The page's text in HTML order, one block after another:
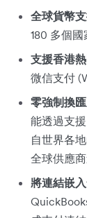
全球貨幣支
180 多個國
支援香港
微信支付
零強制換匯
能透過支
自世界各
全球供應
將連結嵌入